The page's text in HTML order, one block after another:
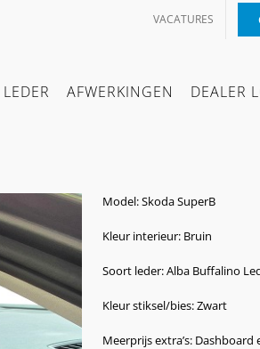
VACATURES
LEDER AFWERKINGEN DEALER
Model: Skoda SuperB
Kleur interieur: Bruin
Soort leder: Alba Buffalino
Kleur stiksel/bies: Zwart
Meerprijs extra’s: